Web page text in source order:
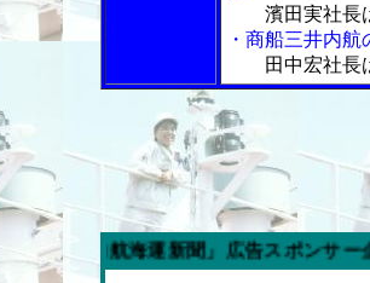
濱田実社長
・商船三井内
田中宏社長
運新聞」広告スポンサー企業